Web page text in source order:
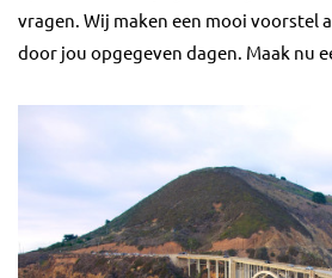
vragen. Wij maken een mooi voorstel
door jou opgegeven dagen. Maak nu